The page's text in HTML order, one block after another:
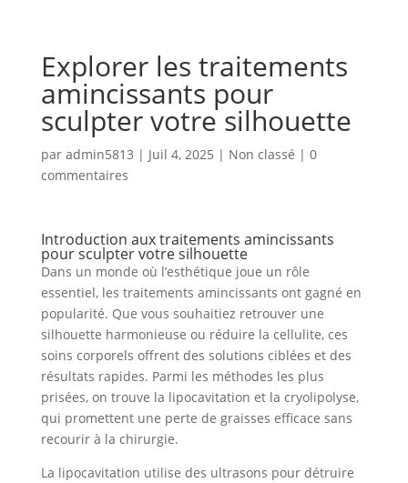
Explorer les traitements
amincissants pour
sculpter votre silhouette
par admin5813 | Juil 4, 2025 | Non classé | 0
commentaires
Introduction aux traitements amincissants
pour sculpter votre silhouette
Dans un monde où l’esthétique joue un rôle
essentiel, les traitements amincissants ont gagné en
popularité. Que vous souhaitiez retrouver une
silhouette harmonieuse ou réduire la cellulite, ces
soins corporels offrent des solutions ciblées et des
résultats rapides. Parmi les méthodes les plus
prisées, on trouve la lipocavitation et la cryolipolyse,
qui promettent une perte de graisses efficace sans
recourir à la chirurgie.
La lipocavitation utilise des ultrasons pour détruire